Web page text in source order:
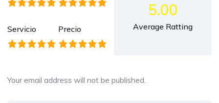
Servicio Precio
5.00
Average Ratting
Your email address will not be published.